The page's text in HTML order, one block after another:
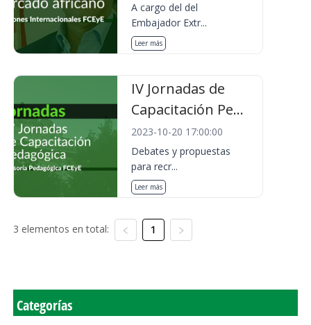
A cargo del del
Embajador Extr...
Leer más
IV Jornadas de
Capacitación Pe...
2023-10-20 17:00:00
Debates y propuestas
para recr...
Leer más
3 elementos en total: 1
Categorías